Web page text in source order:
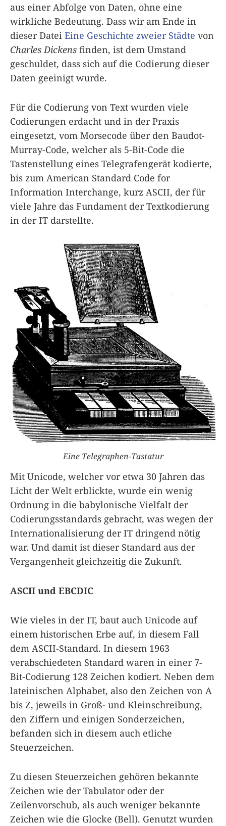
aus einer Abfolge von Daten, ohne eine
wirkliche Bedeutung. Dass wir am Ende in
dieser Datei Eine Geschichte zweier Städte von
Charles Dickens finden, ist dem Umstand
geschuldet, dass sich auf die Codierung dieser
Daten geeinigt wurde.
Für die Codierung von Text wurden viele
Codierungen erdacht und in der Praxis
eingesetzt, vom Morsecode über den Baudot-
Murray-Code, welcher als 5-Bit-Code die
Tastenstellung eines Telegrafengerät kodierte,
bis zum American Standard Code for
Information Interchange, kurz ASCII, der für
viele Jahre das Fundament der Textkodierung
in der IT darstellte.
Eine Telegraphen-Tastatur
Mit Unicode, welcher vor etwa 30 Jahren das
Licht der Welt erblickte, wurde ein wenig
Ordnung in die babylonische Vielfalt der
Codierungsstandards gebracht, was wegen der
Internationalisierung der IT dringend nötig
war. Und damit ist dieser Standard aus der
Vergangenheit gleichzeitig die Zukunft.
ASCII und EBCDIC
Wie vieles in der IT, baut auch Unicode auf
einem historischen Erbe auf, in diesem Fall
dem ASCII-Standard. In diesem 1963
verabschiedeten Standard waren in einer 7-
Bit-Codierung 128 Zeichen kodiert. Neben dem
lateinischen Alphabet, also den Zeichen von A
bis Z, jeweils in Groß- und Kleinschreibung,
den Ziffern und einigen Sonderzeichen,
befanden sich in diesem auch etliche
Steuerzeichen.
Zu diesen Steuerzeichen gehören bekannte
Zeichen wie der Tabulator oder der
Zeilenvorschub, als auch weniger bekannte
Zeichen wie die Glocke (Bell). Genutzt wurden